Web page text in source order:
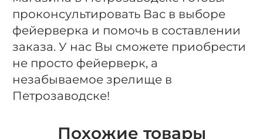
проконсультировать Вас в выборе
фейерверка и помочь в составлении
заказа. У нас Вы сможете приобрести
не просто фейерверк, а
незабываемое зрелище в
Петрозаводске!
Похожие товары